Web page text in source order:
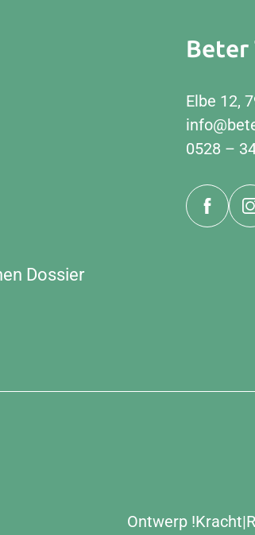
Dossier
Beter
Elbe 12,
0528 –
Ontwerp !Kracht|